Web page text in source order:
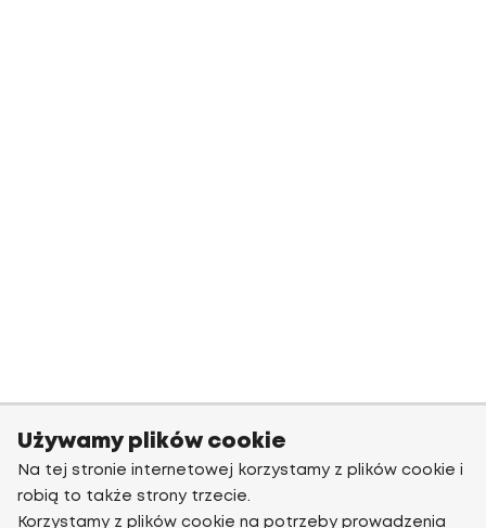
Używamy plików cookie
Na tej stronie internetowej korzystamy z plików cookie i
robią to także strony trzecie.
Korzystamy z plików cookie na potrzeby prowadzenia